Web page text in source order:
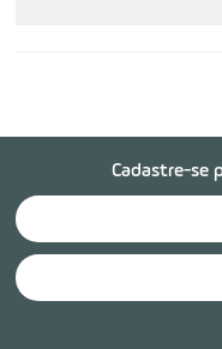
Cadastre-se